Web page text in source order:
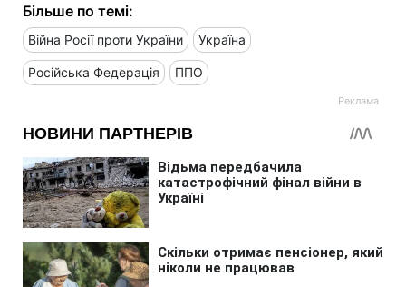
Більше по темі:
Війна Росії проти України Україна
Російська Федерація ППО